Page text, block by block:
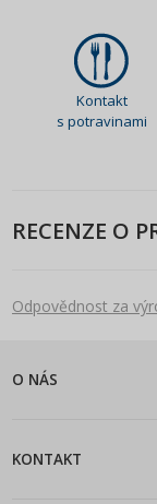
Kontakt
s potravinami
RECENZE O
Odpovědnost za
O NÁS
KONTAKT